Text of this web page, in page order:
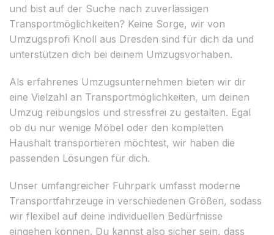
und bist auf der Suche nach zuverlässigen
Transportmöglichkeiten? Keine Sorge, wir von
Umzugsprofi Knoll aus Dresden sind für dich da und
unterstützen dich bei deinem Umzugsvorhaben.
Als erfahrenes Umzugsunternehmen bieten wir dir
eine Vielzahl an Transportmöglichkeiten, um deinen
Umzug reibungslos und stressfrei zu gestalten. Egal
ob du nur wenige Möbel oder den kompletten
Haushalt transportieren möchtest, wir haben die
passenden Lösungen für dich.
Unser umfangreicher Fuhrpark umfasst moderne
Transportfahrzeuge in verschiedenen Größen, sodass
wir flexibel auf deine individuellen Bedürfnisse
eingehen können. Du kannst also sicher sein, dass